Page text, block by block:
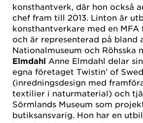
konsthantverk, där hon också
chef fram till 2013. Linton är
konsthantverkare med en MFA
och är representerad på bland
Nationalmuseum och Röhsska
Elmdahl Anne Elmdahl delar
egna företaget Twistin’ of
(inredningsdesign med
textilier i naturmaterial) och
Sörmlands Museum som
butiksansvarig. Hon har en